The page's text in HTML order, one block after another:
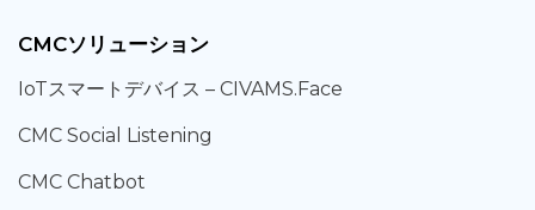
CMCソリューション
IoTスマートデバイス – CIVAMS.Face
CMC Social Listening
CMC Chatbot